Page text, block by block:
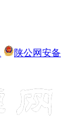
陕公网安备